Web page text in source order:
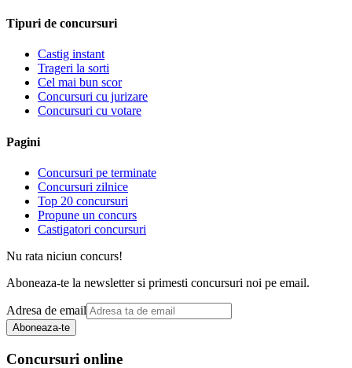
Tipuri de concursuri
Castig instant
Trageri la sorti
Cel mai bun scor
Concursuri cu jurizare
Concursuri cu votare
Pagini
Concursuri pe terminate
Concursuri zilnice
Top 20 concursuri
Propune un concurs
Castigatori concursuri
Nu rata niciun concurs!
Aboneaza-te la newsletter si primesti concursuri noi pe email.
Adresa de email
Aboneaza-te
Concursuri online